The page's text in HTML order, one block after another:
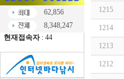
62,856
8,348,247
현재접속자: 44
1215
1214
1213
1212